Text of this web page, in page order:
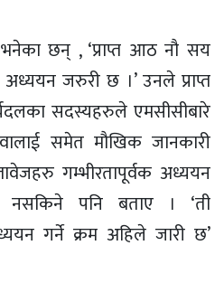
भनेका छन् , ‘प्राप्त आठ नौ सय
अध्ययन जरुरी छ ।’ उनले प्राप्त
सदस्यहरुले एमसीसीबारे
समेत मौखिक जानकारी
गम्भीरतापूर्वक अध्ययन
नसकिने पनि बताए । ‘ती
गर्ने क्रम अहिले जारी छ’